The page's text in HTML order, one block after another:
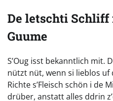
De letschti Schliff
Guume
S’Oug isst bekanntlich mit.
nützt nüt, wenn si lieblos uf
Richte s’Fleisch schön i de
drüber, anstatt alles ddrin